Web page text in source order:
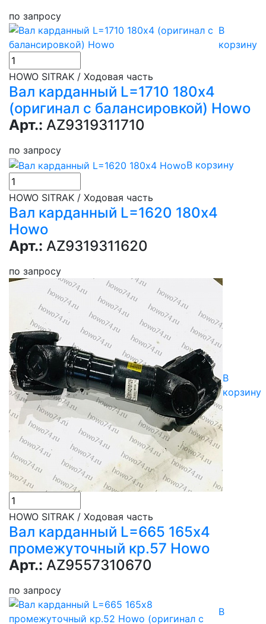
по запросу
В
корзину
HOWO SITRAK / Ходовая часть
Вал карданный L=1710 180х4
(оригинал с балансировкой) Howo
Арт.: AZ9319311710
по запросу
В корзину
HOWO SITRAK / Ходовая часть
Вал карданный L=1620 180х4
Howo
Арт.: AZ9319311620
по запросу
В
корзину
HOWO SITRAK / Ходовая часть
Вал карданный L=665 165х4
промежуточный кр.57 Howo
Арт.: AZ9557310670
по запросу
В